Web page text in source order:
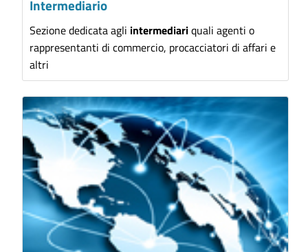
Intermediario
Sezione dedicata agli intermediariquali agenti o
rappresentanti di commercio, procacciatori di affari e
altri